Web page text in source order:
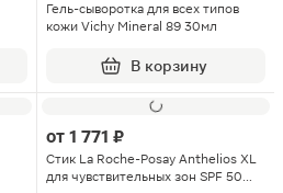
Гель-сыворотка для всех типов
кожи Vichy Mineral 89 30мл
В корзину
от 1 771 ₽
Стик La Roche-Posay Anthelios XL
для чувствительных зон SPF 50